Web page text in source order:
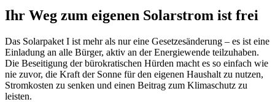
Ihr Weg zum eigenen Solarstrom ist frei
Das Solarpaket I ist mehr als nur eine Gesetzesänderung – es ist eine
Einladung an alle Bürger, aktiv an der Energiewende teilzuhaben.
Die Beseitigung der bürokratischen Hürden macht es so einfach wie
nie zuvor, die Kraft der Sonne für den eigenen Haushalt zu nutzen,
Stromkosten zu senken und einen Beitrag zum Klimaschutz zu
leisten.